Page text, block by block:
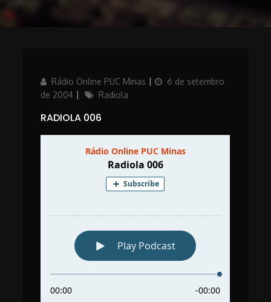
AuthorRádio Online PUC Minas
Posted6 de setembro
de 2004
Categories
Radiola
RADIOLA 006